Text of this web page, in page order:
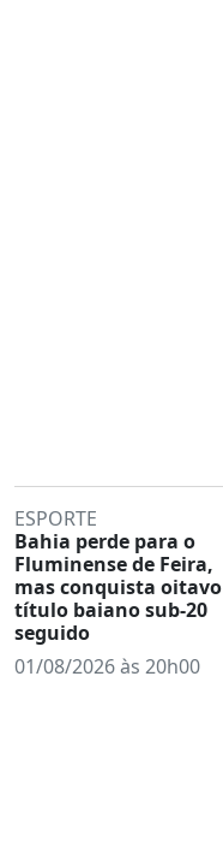
ESPORTE
Bahia perde para o
Fluminense de Feira,
mas conquista oitavo
título baiano sub-20
seguido
01/08/2026 às 20h00